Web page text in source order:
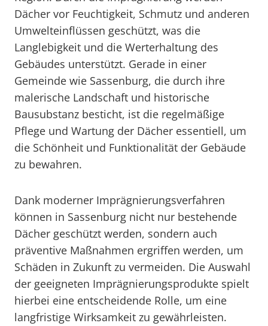
Dächer vor Feuchtigkeit, Schmutz und anderen
Umwelteinflüssen geschützt, was die
Langlebigkeit und die Werterhaltung des
Gebäudes unterstützt. Gerade in einer
Gemeinde wie Sassenburg, die durch ihre
malerische Landschaft und historische
Bausubstanz besticht, ist die regelmäßige
Pflege und Wartung der Dächer essentiell, um
die Schönheit und Funktionalität der Gebäude
zu bewahren.
Dank moderner Imprägnierungsverfahren
können in Sassenburg nicht nur bestehende
Dächer geschützt werden, sondern auch
präventive Maßnahmen ergriffen werden, um
Schäden in Zukunft zu vermeiden. Die Auswahl
der geeigneten Imprägnierungsprodukte spielt
hierbei eine entscheidende Rolle, um eine
langfristige Wirksamkeit zu gewährleisten.